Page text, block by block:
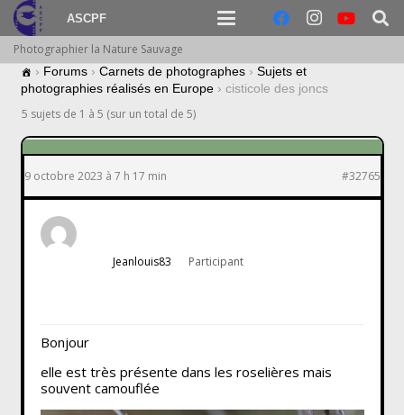
ASCPF
Photographier la Nature Sauvage
› Forums › Carnets de photographes › Sujets et
photographies réalisés en Europe › cisticole des joncs
5 sujets de 1 à 5 (sur un total de 5)
9 octobre 2023 à 7 h 17 min #32765
Jeanlouis83 Participant
Bonjour
elle est très présente dans les roselières mais
souvent camouflée